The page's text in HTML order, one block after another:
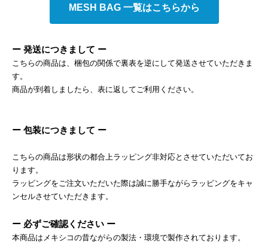
MESH BAG 一覧はこちらから
ー 発送につきまして ー
こちらの商品は、梱包の関係で裏表を逆にして発送させていただきま
す。
商品が到着しましたら、表に返してご利用ください。
ー 包装につきまして ー
こちらの商品は形状の都合上ラッピング非対応とさせていただいてお
ります。
ラッピングをご注文いただいた際は誠に勝手ながらラッピングをキャ
ンセルさせていただきます。
ー 必ずご確認ください ー
本商品はメキシコの昔ながらの製法・環境で製作されております。